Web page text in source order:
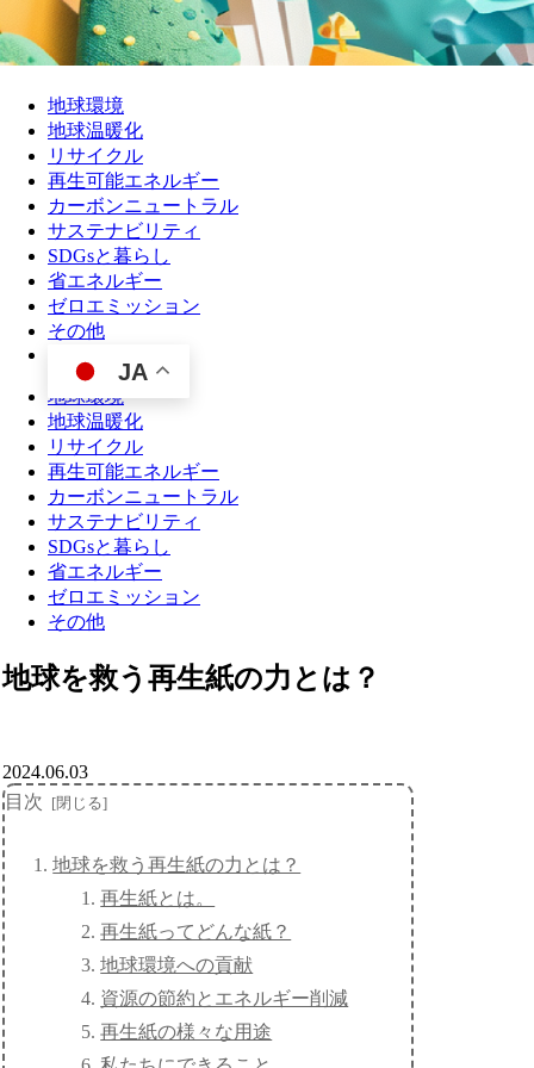
地球環境
地球温暖化
リサイクル
再生可能エネルギー
カーボンニュートラル
サステナビリティ
SDGsと暮らし
省エネルギー
ゼロエミッション
その他
JA
地球環境
地球温暖化
リサイクル
再生可能エネルギー
カーボンニュートラル
サステナビリティ
SDGsと暮らし
省エネルギー
ゼロエミッション
その他
地球を救う再生紙の力とは？
2024.06.03
目次
地球を救う再生紙の力とは？
再生紙とは。
再生紙ってどんな紙？
地球環境への貢献
資源の節約とエネルギー削減
再生紙の様々な用途